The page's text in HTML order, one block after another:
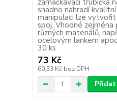
zamačkávací trubička
snadno nahradí
manipulaci lze
spoj. Vhodné zejména
různých materiálů,
ocelovým lankem
30 ks
73 Kč
60,33 Kč bez DPH